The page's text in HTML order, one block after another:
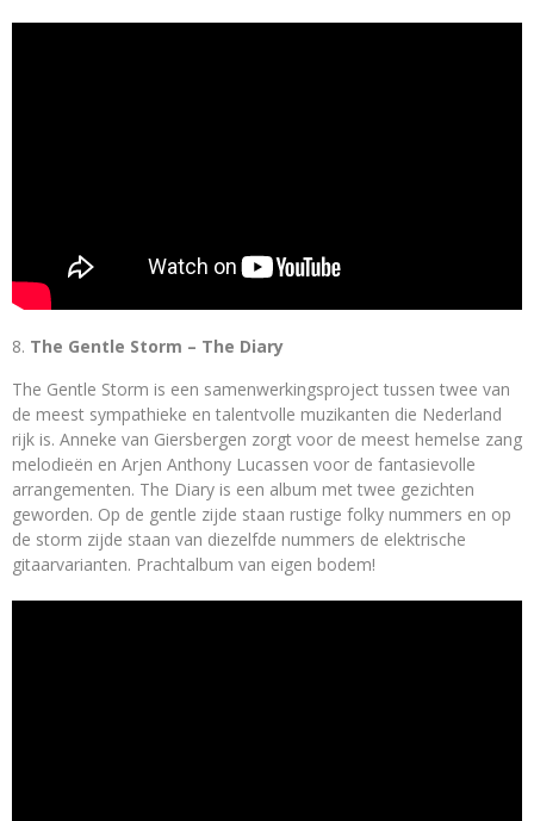
The Gentle Storm – The Diary
The Gentle Storm is een samenwerkingsproject tussen twee van
de meest sympathieke en talentvolle muzikanten die Nederland
rijk is. Anneke van Giersbergen zorgt voor de meest hemelse zang
melodieën en Arjen Anthony Lucassen voor de fantasievolle
arrangementen. The Diary is een album met twee gezichten
geworden. Op de gentle zijde staan rustige folky nummers en op
de storm zijde staan van diezelfde nummers de elektrische
gitaarvarianten. Prachtalbum van eigen bodem!